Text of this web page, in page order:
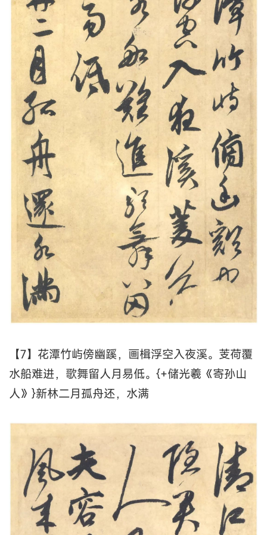
【7】花潭竹屿傍幽蹊，画楫浮空入夜溪。芰荷覆
水船难进，歌舞留人月易低。{+储光羲《寄孙山
人》}新林二月孤舟还，水满